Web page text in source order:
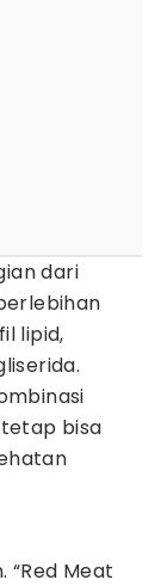
dari
lipid,
bisa
“Red Meat